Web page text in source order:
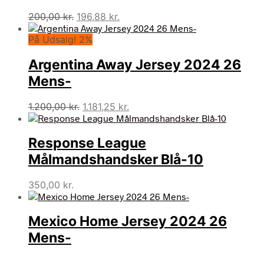
200,00kr. Den
oprindelige
pris
200,00 kr..
196,88 kr.
aktuelle
196,88 kr..
På Udsalg! 2%
Argentina Away Jersey 2024 26
Mens-
1.200,00kr. Den
oprindelige
var:
1.200,00 kr..
1.181,25 kr.
aktuelle
er:
1.181,25 kr..
Response League
Målmandshandsker Blå-10
350,00 kr.
Mexico Home Jersey 2024 26
Mens-